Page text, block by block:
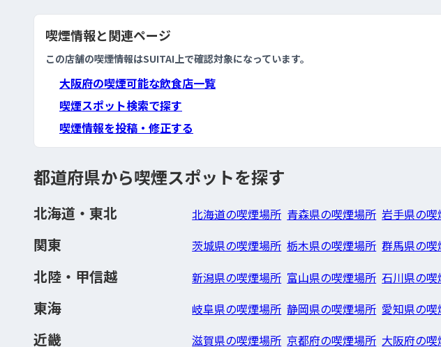
喫煙情報と関連ページ
この店舗の喫煙情報はSUITAI上で確認対象になっています。
大阪府の喫煙可能な飲食店一覧
喫煙スポット検索で探す
喫煙情報を投稿・修正する
都道府県から喫煙スポットを探す
北海道・東北 北海道の喫煙場所 青森県の喫煙場所 岩手県の
関東 茨城県の喫煙場所 栃木県の喫煙場所 群馬県の
北陸・甲信越 新潟県の喫煙場所 富山県の喫煙場所 石川県の
東海 岐阜県の喫煙場所 静岡県の喫煙場所 愛知県の
近畿 滋賀県の喫煙場所 京都府の喫煙場所 大阪府の